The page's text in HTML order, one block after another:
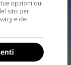
opzioni qui
sito per
e dei